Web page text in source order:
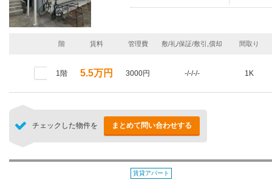
階 賃料 管理費 敷/礼/保証/敷引,償却 間取り
1階 5.5万円 3000円 -/-/-/- 1K
チェックした物件を まとめて問い合わせする
賃貸アパート